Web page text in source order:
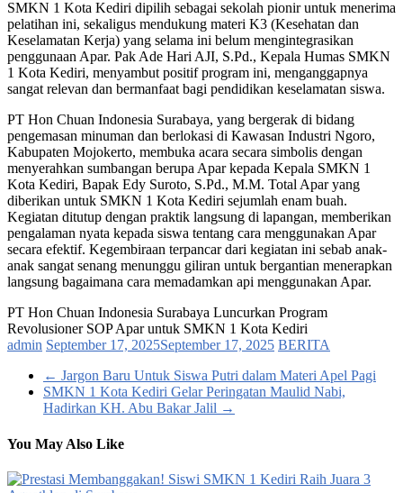
SMKN 1 Kota Kediri dipilih sebagai sekolah pionir untuk menerima
pelatihan ini, sekaligus mendukung materi K3 (Kesehatan dan
Keselamatan Kerja) yang selama ini belum mengintegrasikan
penggunaan Apar. Pak Ade Hari AJI, S.Pd., Kepala Humas SMKN
1 Kota Kediri, menyambut positif program ini, menganggapnya
sangat relevan dan bermanfaat bagi pendidikan keselamatan siswa.
PT Hon Chuan Indonesia Surabaya, yang bergerak di bidang
pengemasan minuman dan berlokasi di Kawasan Industri Ngoro,
Kabupaten Mojokerto, membuka acara secara simbolis dengan
menyerahkan sumbangan berupa Apar kepada Kepala SMKN 1
Kota Kediri, Bapak Edy Suroto, S.Pd., M.M. Total Apar yang
diberikan untuk SMKN 1 Kota Kediri sejumlah enam buah.
Kegiatan ditutup dengan praktik langsung di lapangan, memberikan
pengalaman nyata kepada siswa tentang cara menggunakan Apar
secara efektif. Kegembiraan terpancar dari kegiatan ini sebab anak-
anak sangat senang menunggu giliran untuk bergantian menerapkan
langsung bagaimana cara memadamkan api menggunakan Apar.
PT Hon Chuan Indonesia Surabaya Luncurkan Program
Revolusioner SOP Apar untuk SMKN 1 Kota Kediri
admin September 17, 2025September 17, 2025 BERITA
← Jargon Baru Untuk Siswa Putri dalam Materi Apel Pagi
SMKN 1 Kota Kediri Gelar Peringatan Maulid Nabi,
Hadirkan KH. Abu Bakar Jalil →
You May Also Like